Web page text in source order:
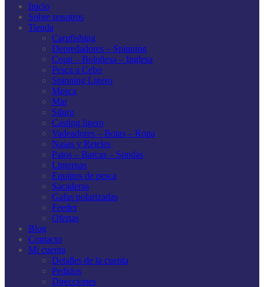
Inicio
Sobre nosotros
Tienda
Carpfishing
Depredadores – Spinning
Coup – Boloñesa – Inglesa
Pesca a Cebo
Spinning Ligero
Mosca
Mar
Siluro
Casting ligero
Vadeadores – Botas – Ropa
Nasas y Reteles
Patos – Barcas – Sondas
Linternas
Equipos de pesca
Sacaderas
Gafas polarizadas
Feeder
Ofertas
Blog
Contacto
Mi cuenta
Detalles de la cuenta
Pedidos
Direcciones